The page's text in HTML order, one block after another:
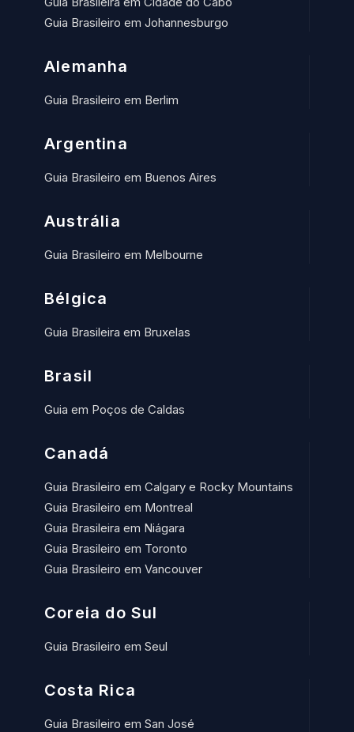
Guia Brasileiro em Johannesburgo
Alemanha
Guia Brasileiro em Berlim
Argentina
Guia Brasileiro em Buenos Aires
Austrália
Guia Brasileiro em Melbourne
Bélgica
Guia Brasileira em Bruxelas
Brasil
Guia em Poços de Caldas
Canadá
Guia Brasileiro em Calgary e Rocky Mountains
Guia Brasileiro em Montreal
Guia Brasileira em Niágara
Guia Brasileiro em Toronto
Guia Brasileiro em Vancouver
Coreia do Sul
Guia Brasileiro em Seul
Costa Rica
Guia Brasileiro em San José